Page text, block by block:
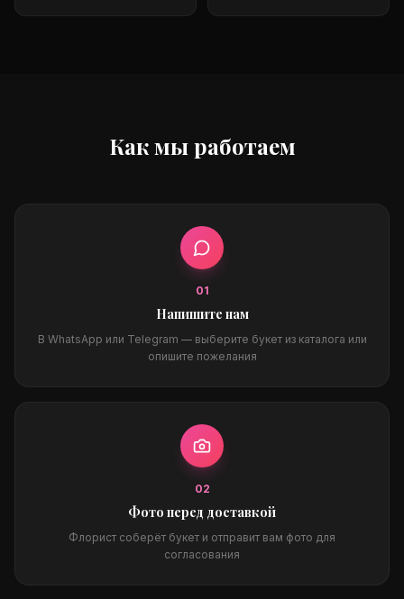
Как мы работаем
01
Напишите нам
В WhatsApp или Telegram — выберите букет из каталога или
опишите пожелания
02
Фото перед доставкой
Флорист соберёт букет и отправит вам фото для
согласования